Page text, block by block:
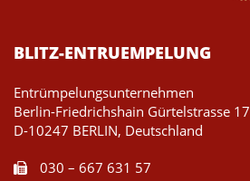
BLITZ-ENTRUEMPELUNG
Entrümpelungsunternehmen
Berlin-Friedrichshain Gürtelstrasse 17
D-10247 BERLIN, Deutschland
030 – 667 631 57